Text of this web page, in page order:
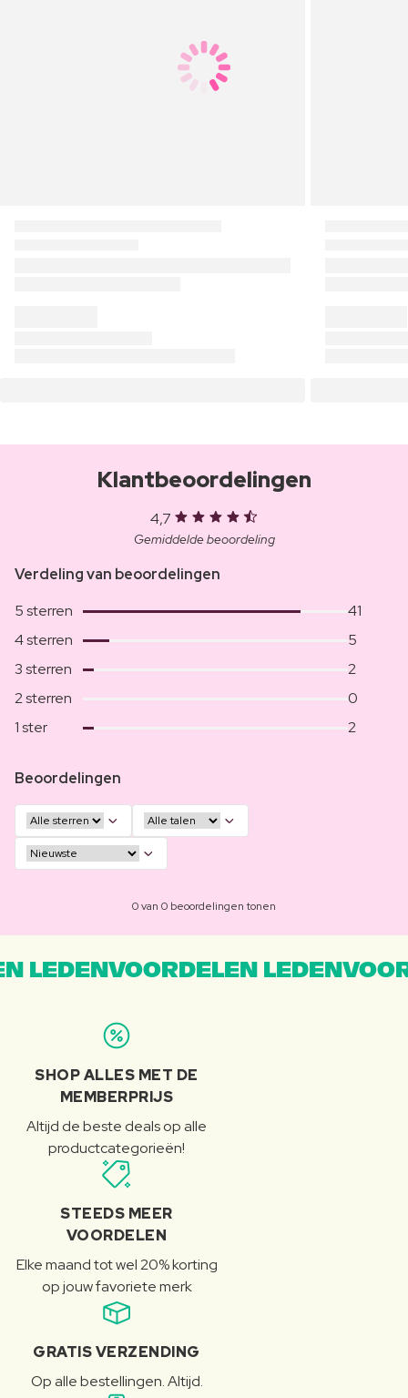
Klantbeoordelingen
4,7
Gemiddelde beoordeling
Verdeling van beoordelingen
5 sterren
41
4 sterren
5
3 sterren
2
2 sterren
0
1 ster
2
Beoordelingen
0 van 0 beoordelingen tonen
LEDENVOORDELEN
SHOP ALLES MET DE
MEMBERPRIJS
Altijd de beste deals op alle
productcategorieën!
STEEDS MEER
VOORDELEN
Elke maand tot wel 20% korting
op jouw favoriete merk
GRATIS VERZENDING
Op alle bestellingen. Altijd.